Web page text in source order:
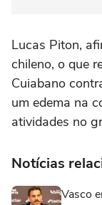
Lucas Piton,
chileno, o que
Cuiabano
um edema na
atividades no
Notícias
Vasco